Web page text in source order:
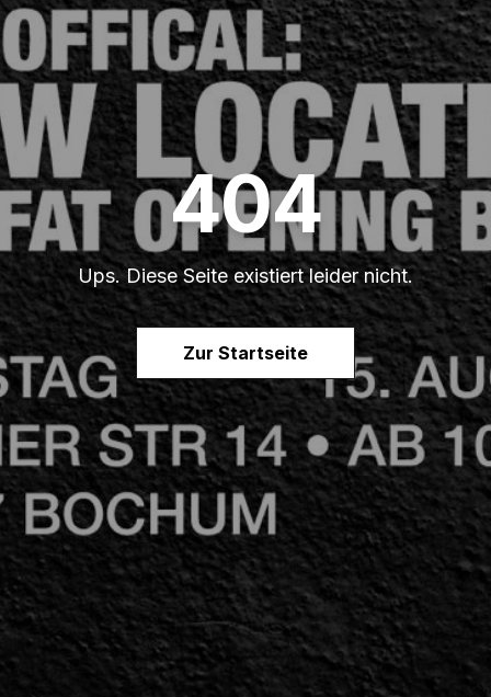
404
Ups. Diese Seite existiert leider nicht.
Zur Startseite